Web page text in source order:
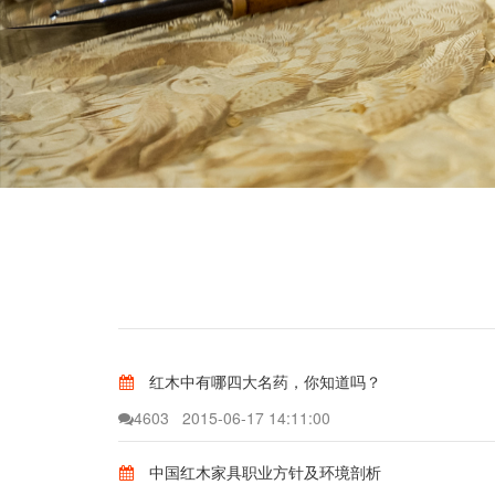
红木中有哪四大名药，你知道吗？
4603
2015-06-17 14:11:00
中国红木家具职业方针及环境剖析